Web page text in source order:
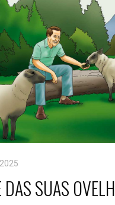
DAS SUAS